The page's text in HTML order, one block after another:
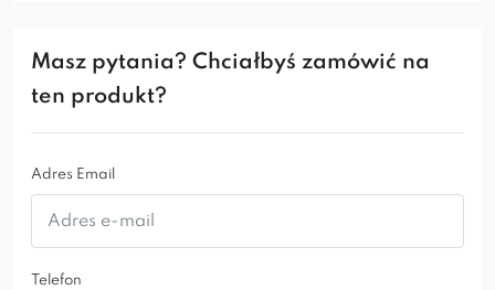
Masz pytania? Chciałbyś zamówić na
ten produkt?
Adres Email
Telefon